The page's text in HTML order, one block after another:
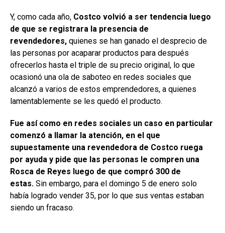
Y, como cada año, Costco volvió a ser tendencia luego
de que se registrara la presencia de
revendedores, quienes se han ganado el desprecio de
las personas por acaparar productos para después
ofrecerlos hasta el triple de su precio original, lo que
ocasionó una ola de saboteo en redes sociales que
alcanzó a varios de estos emprendedores, a quienes
lamentablemente se les quedó el producto.
Fue así como en redes sociales un caso en particular
comenzó a llamar la atención, en el que
supuestamente una revendedora de Costco ruega
por ayuda y pide que las personas le compren una
Rosca de Reyes luego de que compró 300 de
estas. Sin embargo, para el domingo 5 de enero solo
había logrado vender 35, por lo que sus ventas estaban
siendo un fracaso.